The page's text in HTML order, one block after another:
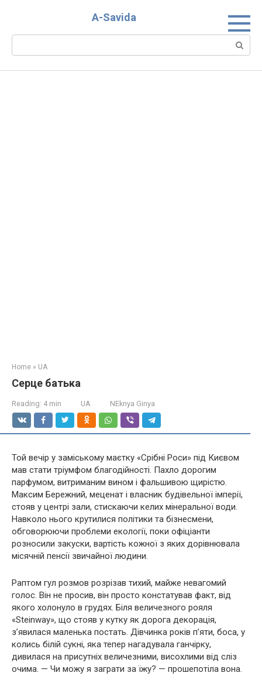
A-Savida
Search:
Home » UA
Серце батька
Reading: 4 min UA NEknya Ginya
Той вечір у заміському маєтку «Срібні Роси» під Києвом
мав стати тріумфом благодійності. Пахло дорогим
парфумом, витриманим вином і фальшивою щирістю.
Максим Бережний, меценат і власник будівельної імперії,
стояв у центрі зали, стискаючи келих мінеральної води.
Навколо нього крутилися політики та бізнесмени,
обговорюючи проблеми екології, поки офіціанти
розносили закуски, вартість кожної з яких дорівнювала
місячній пенсії звичайної людини.
Раптом гул розмов розрізав тихий, майже невагомий
голос. Він не просив, він просто констатував факт, від
якого холонуло в грудях. Біля величезного рояля
«Steinway», що стояв у кутку як дорога декорація,
з’явилася маленька постать. Дівчинка років п’яти, боса, у
колись білій сукні, яка тепер нагадувала ганчірку,
дивилася на присутніх величезними, висохлими від сліз
очима. — Чи можу я заграти за їжу? — прошепотіла вона.